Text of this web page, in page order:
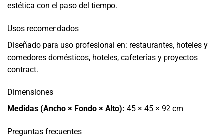
estética con el paso del tiempo.
Usos recomendados
Diseñado para uso profesional en: restaurantes, hoteles y
comedores domésticos, hoteles, cafeterías y proyectos
contract.
Dimensiones
Medidas (Ancho × Fondo × Alto): 45 × 45 × 92 cm
Preguntas frecuentes